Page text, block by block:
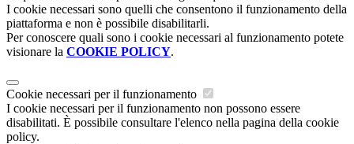
I cookie necessari sono quelli che consentono il funzionamento della
piattaforma e non è possibile disabilitarli.
Per conoscere quali sono i cookie necessari al funzionamento potete
visionare la COOKIE POLICY.
Cookie necessari per il funzionamento
I cookie necessari per il funzionamento non possono essere
disabilitati. È possibile consultare l'elenco nella pagina della cookie
policy.